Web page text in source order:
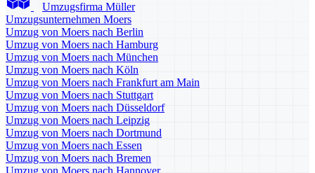
Umzugsfirma Müller
Umzugsunternehmen Moers
Umzug von Moers nach Berlin
Umzug von Moers nach Hamburg
Umzug von Moers nach München
Umzug von Moers nach Köln
Umzug von Moers nach Frankfurt am Main
Umzug von Moers nach Stuttgart
Umzug von Moers nach Düsseldorf
Umzug von Moers nach Leipzig
Umzug von Moers nach Dortmund
Umzug von Moers nach Essen
Umzug von Moers nach Bremen